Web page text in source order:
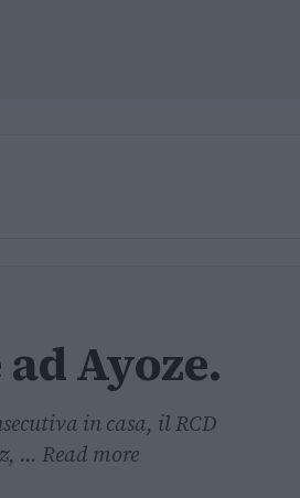
Ayoze.
in casa, il RCD
... Read more